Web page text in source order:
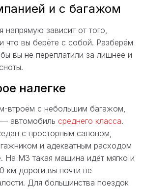
и с багажом
зависит от того,
что вы берёте с собой. Разберём
вы не переплатили за лишнее и
налегке
втроём с небольшим багажом,
автомобиль среднего класса.
с просторным салоном,
и адекватным расходом
На М3 такая машина идёт мягко и
км дороги вы почти не
Для большинства поездок